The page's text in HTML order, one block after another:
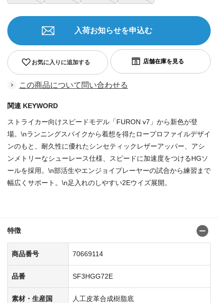
お気に入りに追加する
入荷お知らせを申込む
この商品について問い合わせる
関連 KEYWORD
ストライカー向けスピードモデル「FURON v7」から新色が登
場。\nランニングスパイクから着想を得たロープロファイルデザイ
ンのもと、耐久性に優れたシンセティックレザーアッパー、アシ
ンメトリーなシューレース仕様、スピードに加速度をつけるHGソ
ールを採用。\n部活生やエンジョイプレーヤーの試合から練習まで
幅広くサポート。\n足入れのしやすい2Eウイズ展開。
特徴
商品番号 70669114
品番 SF3HGG72E
素材・生産国 人工皮革合成樹脂底